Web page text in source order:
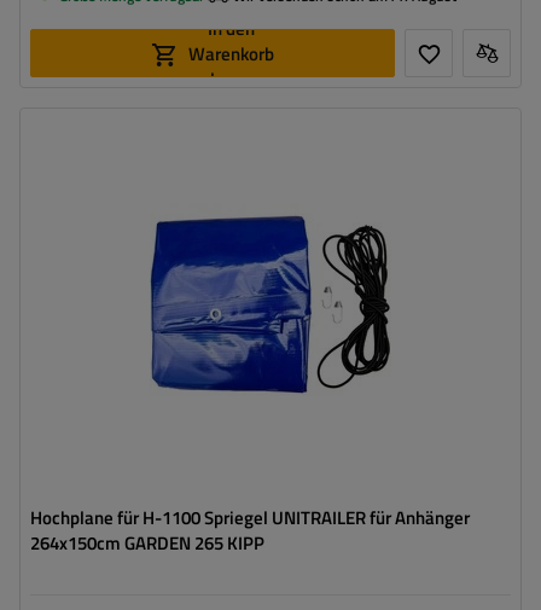
In den
Warenkorb
legen
Hochplane für H-1100 Spriegel UNITRAILER für Anhänger
264x150cm GARDEN 265 KIPP